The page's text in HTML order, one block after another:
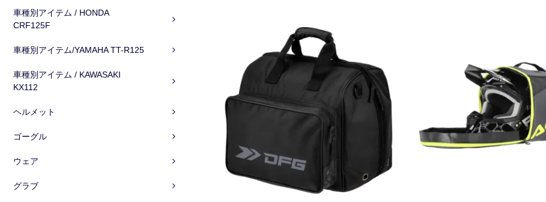
車種別アイテム / HONDA
CRF125F
車種別アイテム/YAMAHA TT-R125
車種別アイテム / KAWASAKI
KX112
ヘルメット
ゴーグル
ウェア
グラブ